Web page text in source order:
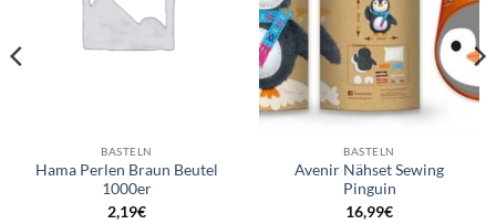
BASTELN
Hama Perlen Braun Beutel
1000er
2,19€
BASTELN
Avenir Nähset Sewing
Pinguin
16,99€